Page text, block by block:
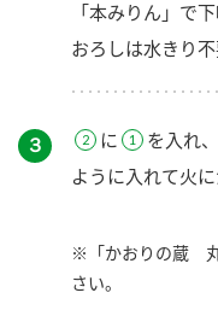
「本みりん」で
おろしは水きり不
３ に
を入れ
ように入れて火
※「かおりの蔵 丸
さい。